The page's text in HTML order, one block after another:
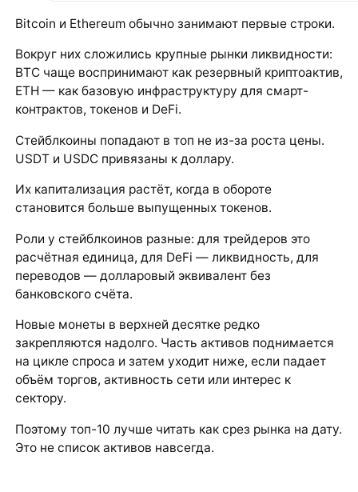
Bitcoin и Ethereum обычно занимают первые строки.
Вокруг них сложились крупные рынки ликвидности:
BTC чаще воспринимают как резервный криптоактив,
ETH — как базовую инфраструктуру для смарт-
контрактов, токенов и DeFi.
Стейблкоины попадают в топ не из-за роста цены.
USDT и USDC привязаны к доллару.
Их капитализация растёт, когда в обороте
становится больше выпущенных токенов.
Роли у стейблкоинов разные: для трейдеров это
расчётная единица, для DeFi — ликвидность, для
переводов — долларовый эквивалент без
банковского счёта.
Новые монеты в верхней десятке редко
закрепляются надолго. Часть активов поднимается
на цикле спроса и затем уходит ниже, если падает
объём торгов, активность сети или интерес к
сектору.
Поэтому топ-10 лучше читать как срез рынка на дату.
Это не список активов навсегда.